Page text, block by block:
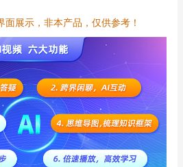
面展示，非本产品，仅供参考！